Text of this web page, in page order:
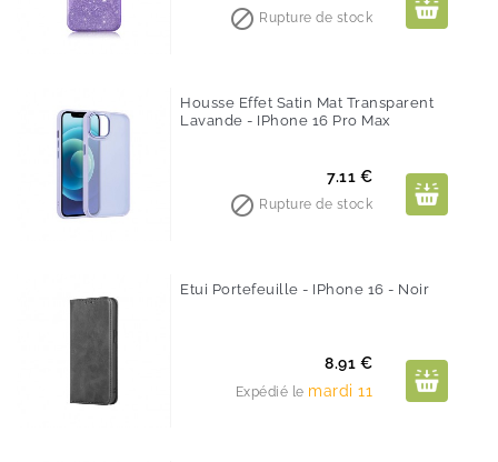
 Rupture de stock
Housse Effet Satin Mat Transparent
Lavande - IPhone 16 Pro Max
Prix
7.11 €
 Rupture de stock
Etui Portefeuille - IPhone 16 - Noir
Prix
8.91 €
Expédié le mardi 11